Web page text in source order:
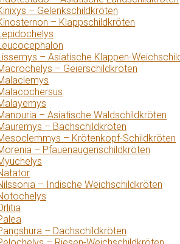
– Gelenkschildkröten
– Klappschildkröten
– Asiatische Klappen-
– Geierschildkröten
– Asiatische Waldschildkröten
– Bachschildkröten
– Krötenkopf-Schildkröten
– Pfauenaugenschildkröten
– Indische Weichschildkröten
– Dachschildkröten